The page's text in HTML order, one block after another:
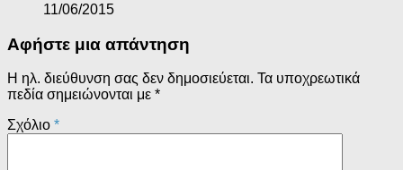
11/06/2015
Αφήστε μια απάντηση
Η ηλ. διεύθυνση σας δεν δημοσιεύεται. Τα υποχρεωτικά
πεδία σημειώνονται με *
Σχόλιο *